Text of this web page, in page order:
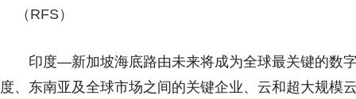
（RFS）
印度—新加坡海底路由未来将成为全球最关键的数
度、东南亚及全球市场之间的关键企业、云和超大规模